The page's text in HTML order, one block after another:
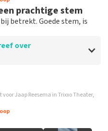
prachtige stem
betrekt. Goede stem, is
over
Jaap Reesema in Trixxo Theater,